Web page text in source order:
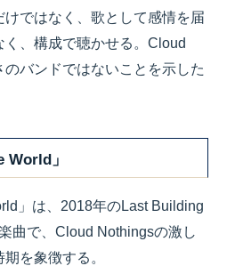
けではなく、歌として感情を届
、構成で聴かせる。Cloud
バンドではないことを示した
World」
」は、2018年のLast Building
曲で、Cloud Nothingsの激し
を象徴する。